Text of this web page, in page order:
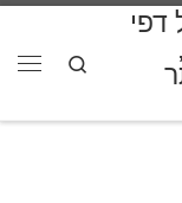
דפי
Search